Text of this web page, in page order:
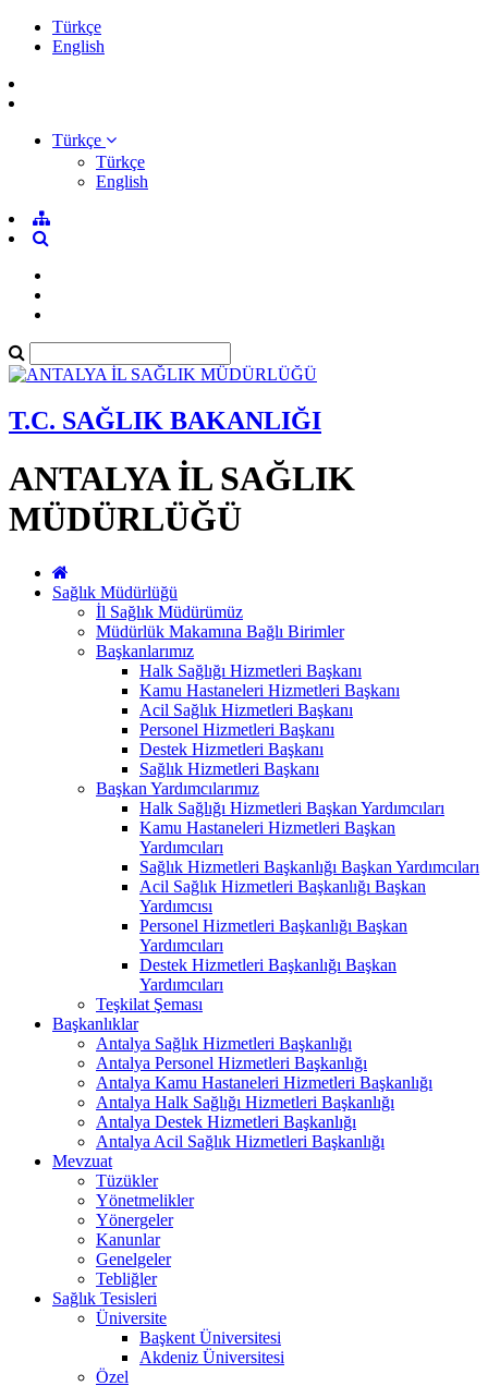
Türkçe
English
Türkçe
Türkçe
English
T.C. SAĞLIK BAKANLIĞI
ANTALYA İL SAĞLIK
MÜDÜRLÜĞÜ
Sağlık Müdürlüğü
İl Sağlık Müdürümüz
Müdürlük Makamına Bağlı Birimler
Başkanlarımız
Halk Sağlığı Hizmetleri Başkanı
Kamu Hastaneleri Hizmetleri Başkanı
Acil Sağlık Hizmetleri Başkanı
Personel Hizmetleri Başkanı
Destek Hizmetleri Başkanı
Sağlık Hizmetleri Başkanı
Başkan Yardımcılarımız
Halk Sağlığı Hizmetleri Başkan Yardımcıları
Kamu Hastaneleri Hizmetleri Başkan
Yardımcıları
Sağlık Hizmetleri Başkanlığı Başkan Yardımcıları
Acil Sağlık Hizmetleri Başkanlığı Başkan
Yardımcısı
Personel Hizmetleri Başkanlığı Başkan
Yardımcıları
Destek Hizmetleri Başkanlığı Başkan
Yardımcıları
Teşkilat Şeması
Başkanlıklar
Antalya Sağlık Hizmetleri Başkanlığı
Antalya Personel Hizmetleri Başkanlığı
Antalya Kamu Hastaneleri Hizmetleri Başkanlığı
Antalya Halk Sağlığı Hizmetleri Başkanlığı
Antalya Destek Hizmetleri Başkanlığı
Antalya Acil Sağlık Hizmetleri Başkanlığı
Mevzuat
Tüzükler
Yönetmelikler
Yönergeler
Kanunlar
Genelgeler
Tebliğler
Sağlık Tesisleri
Üniversite
Başkent Üniversitesi
Akdeniz Üniversitesi
Özel